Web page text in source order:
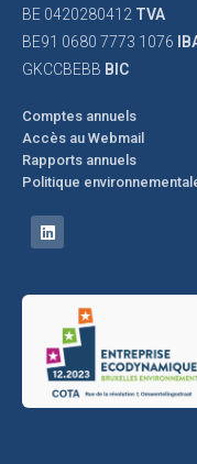
BE 0420280412 TVA
BE91 0680 7773 1076
GKCCBEBB BIC
Comptes annuels
Accès au Webmail
Rapports annuels
Politique